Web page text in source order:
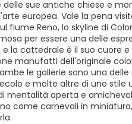
sue antiche chiese e
europea. Vale la pena
Reno, lo skyline di
per essere una delle
la cattedrale è il suo cuore e
manufatti dell'originale
le gallerie sono una
e molte altre di uno
mentalità aperta e
come carnevali in